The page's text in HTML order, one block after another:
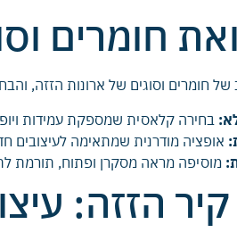
חומרים
של חומרים וסוגים של ארונות הזזה,
בחירה קלאסית שמספקת עמידות
אופציה מודרנית שמתאימה לעיצובים
מוסיפה מראה מסקרן ופתוח, תורמת
קיר הזזה: